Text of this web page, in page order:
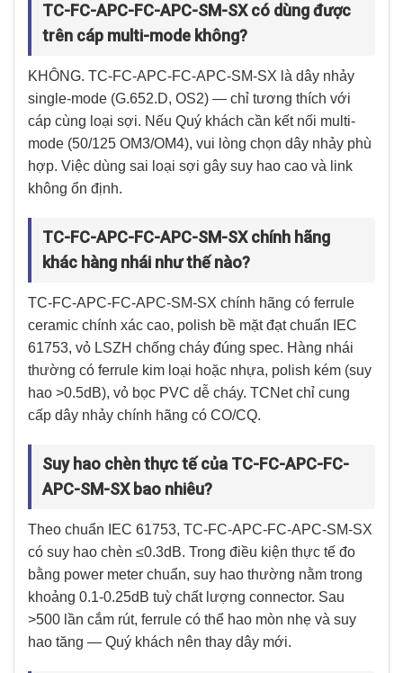
TC-FC-APC-FC-APC-SM-SX có dùng được
trên cáp multi-mode không?
KHÔNG. TC-FC-APC-FC-APC-SM-SX là dây nhảy
single-mode (G.652.D, OS2) — chỉ tương thích với
cáp cùng loại sợi. Nếu Quý khách cần kết nối multi-
mode (50/125 OM3/OM4), vui lòng chọn dây nhảy phù
hợp. Việc dùng sai loại sợi gây suy hao cao và link
không ổn định.
TC-FC-APC-FC-APC-SM-SX chính hãng
khác hàng nhái như thế nào?
TC-FC-APC-FC-APC-SM-SX chính hãng có ferrule
ceramic chính xác cao, polish bề mặt đạt chuẩn IEC
61753, vỏ LSZH chống cháy đúng spec. Hàng nhái
thường có ferrule kim loại hoặc nhựa, polish kém (suy
hao >0.5dB), vỏ bọc PVC dễ cháy. TCNet chỉ cung
cấp dây nhảy chính hãng có CO/CQ.
Suy hao chèn thực tế của TC-FC-APC-FC-
APC-SM-SX bao nhiêu?
Theo chuẩn IEC 61753, TC-FC-APC-FC-APC-SM-SX
có suy hao chèn ≤0.3dB. Trong điều kiện thực tế đo
bằng power meter chuẩn, suy hao thường nằm trong
khoảng 0.1-0.25dB tuỳ chất lượng connector. Sau
>500 lần cắm rút, ferrule có thể hao mòn nhẹ và suy
hao tăng — Quý khách nên thay dây mới.